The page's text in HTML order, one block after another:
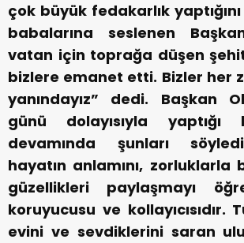
çok büyük fedakarlık
babalarına seslenen
vatan için toprağa düşen
bizlere emanet etti. Bizler her
yanındayız” dedi.
Başkan
günü dolayısıyla yaptığı
devamında şunları
hayatın anlamını, zorluklarla
güzellikleri paylaşmayı
koruyucusu ve kollayıcısıdır.
evini ve sevdiklerini saran